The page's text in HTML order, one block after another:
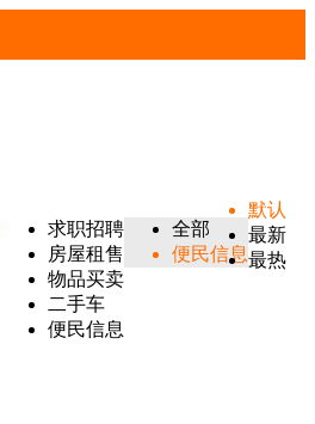
求职招聘
房屋租售
物品买卖
二手车
便民信息
全部
便民信息
默认
最新
最热